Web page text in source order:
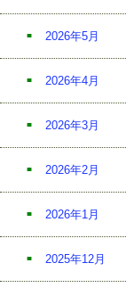
2026年5月
2026年4月
2026年3月
2026年2月
2026年1月
2025年12月